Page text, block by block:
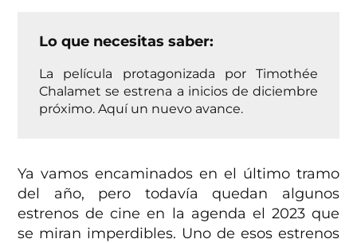
Lo que necesitas saber:
La película protagonizada por Timothée
Chalamet se estrena a inicios de diciembre
próximo. Aquí un nuevo avance.
Ya vamos encaminados en el último tramo
del año, pero todavía quedan algunos
estrenos de cine en la agenda el 2023 que
se miran imperdibles. Uno de esos estrenos